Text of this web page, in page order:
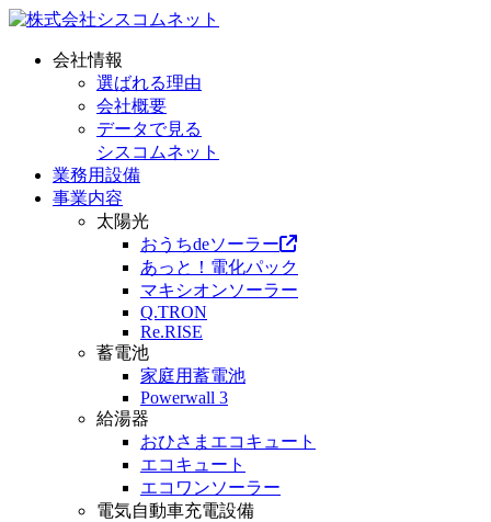
会社情報
選ばれる理由
会社概要
データで見る
シスコムネット
業務用設備
事業内容
太陽光
おうちdeソーラー
あっと！電化パック
マキシオンソーラー
Q.TRON
Re.RISE
蓄電池
家庭用蓄電池
Powerwall 3
給湯器
おひさまエコキュート
エコキュート
エコワンソーラー
電気自動車充電設備